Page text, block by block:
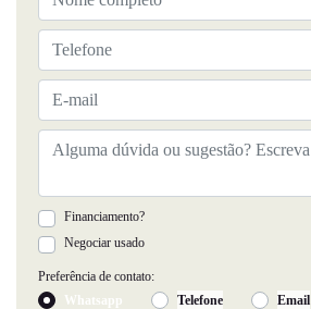
Financiamento?
Negociar usado
Preferência de contato:
Whatsapp
Telefone Email